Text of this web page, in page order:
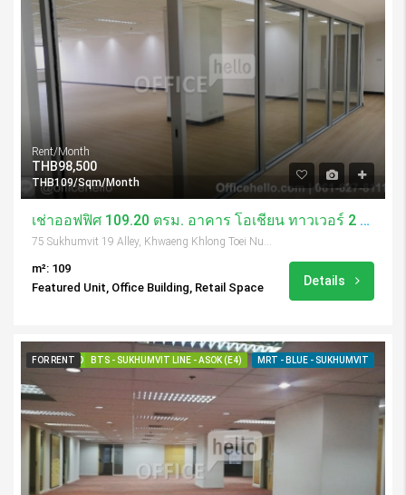
Rent/Month
THB98,500
THB109/Sqm/Month
เช่าออฟฟิศ 109.20 ตรม. อาคาร โอเชี่ยน ทาวเวอร์ 2 / Ocean Tower 2
75 Sukhumvit 19 Alley, Khwaeng Khlong Toei Nuea, Khet Watthana, Krung Thep Maha Nakhon 10110, Thailand
m²: 109
Featured Unit, Office Building, Retail Space
Details
FEATURED
FOR RENT BTS - SUKHUMVIT LINE - ASOK (E4) MRT - BLUE - SUKHUMVIT